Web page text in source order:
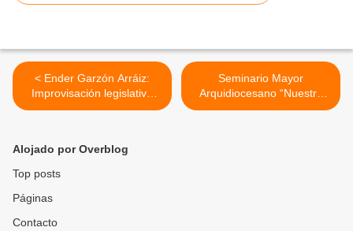
< Ender Garzón Arráiz:
Improvisación legislativa
afecta inclusión de
Seminario Mayor
Arquidiocesano “Nuestra
Señora del Socorro” de
Alojado por Overblog
Top posts
Páginas
Contacto